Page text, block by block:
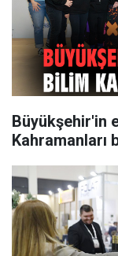
Büyükşehir'in
Kahramanları